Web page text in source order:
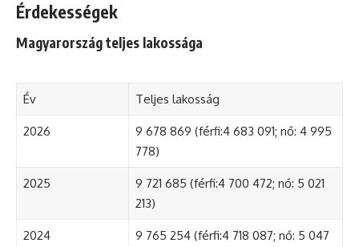
Érdekességek
Magyarország teljes lakossága
Év Teljes lakosság
2026
9 678 869 (férfi:4 683 091; nő: 4 995
778)
2025
9 721 685 (férfi:4 700 472; nő: 5 021
213)
2024
9 765 254 (férfi:4 718 087; nő: 5 047